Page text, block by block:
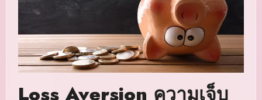
Loss Aversion ความเจ็บ